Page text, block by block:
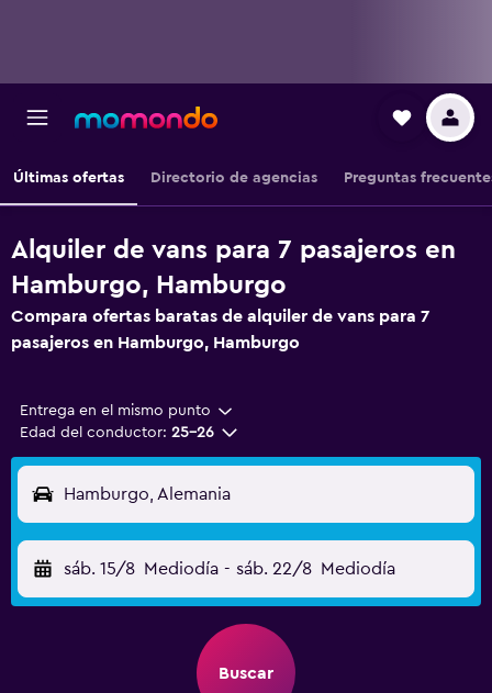
Últimas ofertas Directorio de agencias Preguntas
Alquiler de vans para 7 pasajeros en
Hamburgo, Hamburgo
Compara ofertas baratas de alquiler de vans para 7
pasajeros en Hamburgo, Hamburgo
Entrega en el mismo punto
Edad del conductor: 25-26
Hamburgo, Alemania
sáb. 15/8 Mediodía - sáb. 22/8 Mediodía
Buscar